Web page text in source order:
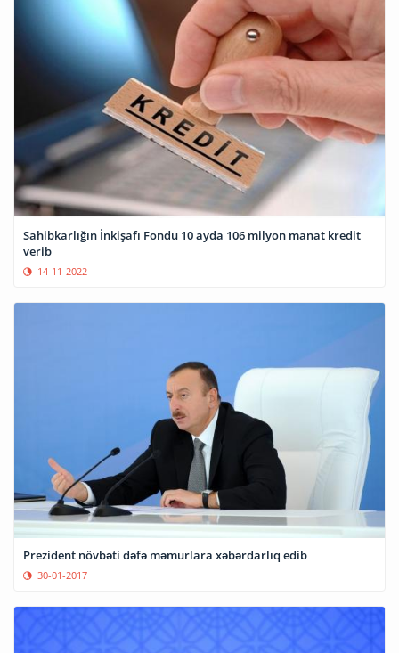
Sahibkarlığın İnkişafı Fondu 10 ayda 106 milyon manat kredit
verib
14-11-2022
Prezident növbəti dəfə məmurlara xəbərdarlıq edib
30-01-2017